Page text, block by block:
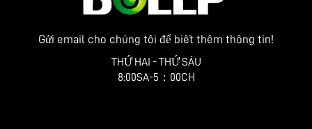
Gửi email cho chúng tôi để biết thêm thông tin!
THỨ HAI - THỨ SÁU
8:00SA-5：00CH